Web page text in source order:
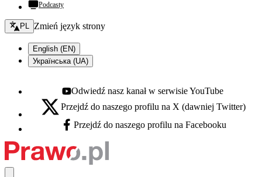
Podcasty
Zmień język - bieżący:
PL Zmień język strony
English (EN)
Українська (UA)
Youtube - otwiera się w nowej karcie
Odwiedź nasz kanał w serwisie YouTube
X - otwiera się w nowej karcie
Przejdź do naszego profilu na X (dawniej Twitter)
Facebook - otwiera się w nowej karcie
Przejdź do naszego profilu na Facebooku